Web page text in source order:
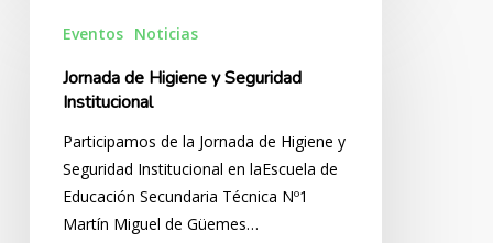
Seguridad
Institucional
Eventos Noticias
Jornada de Higiene y Seguridad
Institucional
Participamos de la Jornada de Higiene y
Seguridad Institucional en laEscuela de
Educación Secundaria Técnica Nº1
Martín Miguel de Güemes…